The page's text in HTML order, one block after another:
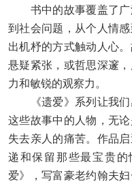
书中的故事覆盖了广
到社会问题，从个人情
出机杼的方式触动人心
悬疑紧张，或哲思深邃
力和敏锐的观察力。
《遗爱》系列让我们
这些故事中的人物，无
失去亲人的痛苦。作品
递和保留那些最宝贵
爱》，写富豪老约翰夫